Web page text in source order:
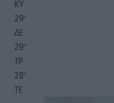
ΚΥ
29°
ΔΕ
29°
ΤΡ
28°
ΤΕ